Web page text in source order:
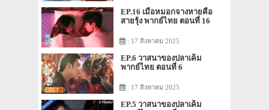
EP.16 เมื่อหมอกจางหายคือ
สายรุ้ง พากย์ไทย ตอนที่ 16
: 17 สิงหาคม 2025
EP.6 วาสนาของปลาเค็ม
พากย์ไทย ตอนที่ 6
: 17 สิงหาคม 2025
EP.5 วาสนาของปลาเค็ม